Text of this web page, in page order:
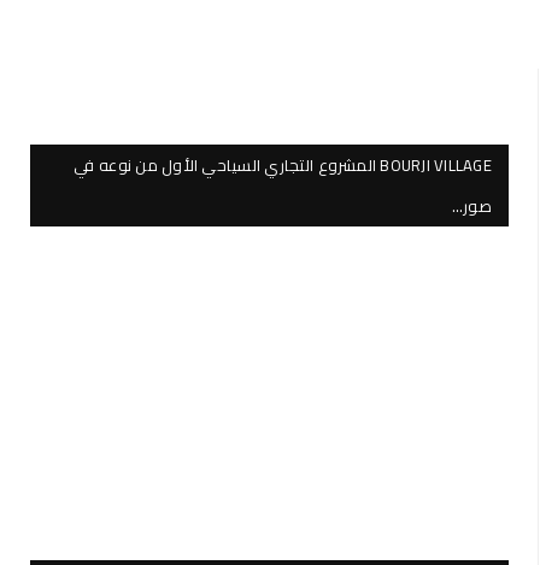
BOURJI VILLAGE المشروع التجاري السياحي الأول من نوعه في
صور…